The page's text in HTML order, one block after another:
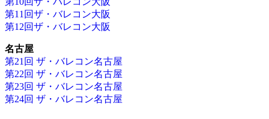
第11回ザ・バレコン大阪
第12回ザ・バレコン大阪
名古屋
第21回 ザ・バレコン名古屋
第22回 ザ・バレコン名古屋
第23回 ザ・バレコン名古屋
第24回 ザ・バレコン名古屋